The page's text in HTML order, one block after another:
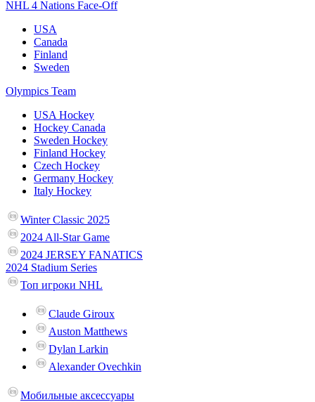
NHL 4 Nations Face-Off
USA
Canada
Finland
Sweden
Olympics Team
USA Hockey
Hockey Canada
Sweden Hockey
Finland Hockey
Czech Hockey
Germany Hockey
Italy Hockey
Winter Classic 2025
2024 All-Star Game
2024 JERSEY FANATICS
2024 Stadium Series
Топ игроки NHL
Claude Giroux
Auston Matthews
Dylan Larkin
Alexander Ovechkin
Мобильные аксессуары